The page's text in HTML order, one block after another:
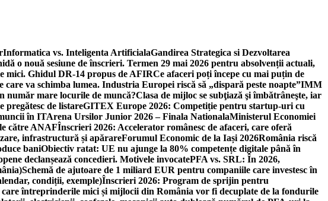
Informatica vs. Inteligenta ArtificialaGandirea Strategica si Dezvoltarea
o nouă sesiune de înscrieri. Termen 29 mai 2026 pentru absolvenții actuali,
mici. Ghidul DR-14 propus de AFIRCe afaceri poți începe cu mai puțin de
va schimba lumea. Industria Europei riscă să „dispară peste noapte”IMM
număr mare locurile de muncă?Clasa de mijloc se subţiază şi îmbătrâneşte, iar
pregătesc de listareGITEX Europe 2026: Competiție pentru startup-uri cu
în ITArena Ursilor Junior 2026 – Finala NationalaMinisterul Economiei
către ANAFÎnscrieri 2026: Accelerator românesc de afaceri, care oferă
infrastructură și apărareForumul Economic de la Iași 2026România riscă
baniObiectiv ratat: UE nu ajunge la 80% competențe digitale până în
declanșează concedieri. Motivele invocatePFA vs. SRL: În 2026,
Schemă de ajutoare de 1 miliard EUR pentru companiile care investesc în
condiții, exemple)Înscrieri 2026: Program de sprijin pentru
întreprinderile mici și mijlocii din România vor fi decuplate de la fondurile